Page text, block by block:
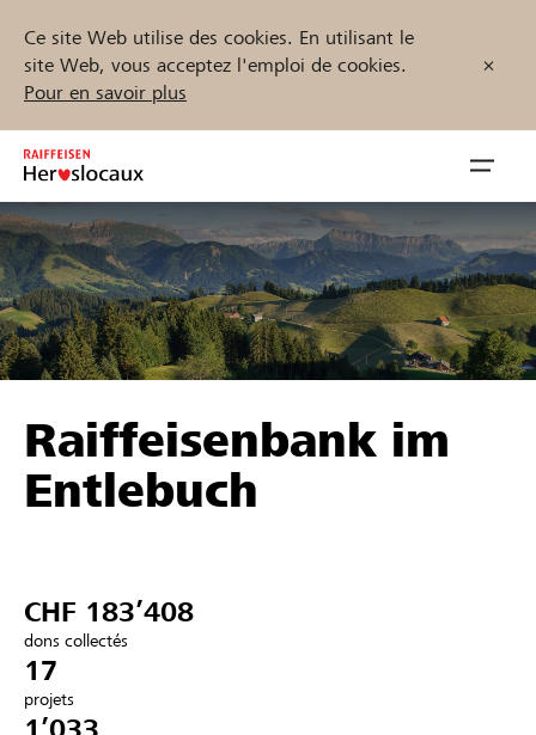
Ce site Web utilise des cookies. En utilisant le
site Web, vous acceptez l'emploi de cookies.
Pour en savoir plus
Inhalt
springen
öffnen
Parrainer
Soutien & assistance
Se connecter
Trouvez des projets et des organisations
Démarrez maintenant
Raiffeisenbank im
Entlebuch
CHF 183’408
dons collectés
17
projets